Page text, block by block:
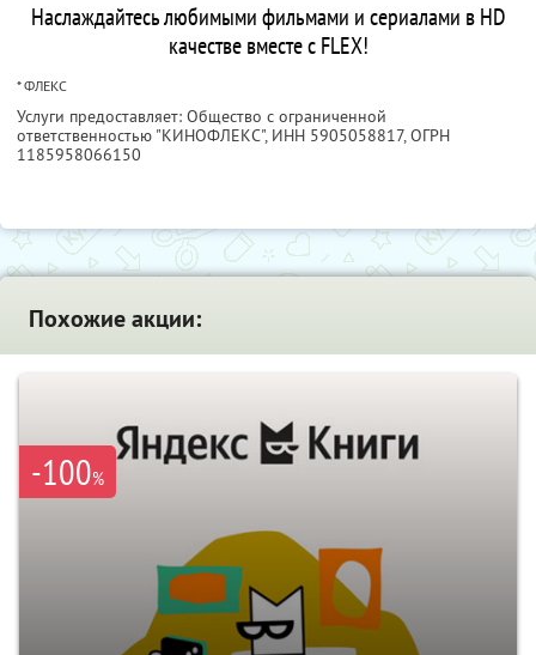
Наслаждайтесь любимыми фильмами и сериалами в HD
качестве вместе с FLEX!
* ФЛЕКС
Услуги предоставляет: Общество с ограниченной
ответственностью "КИНОФЛЕКС", ИНН 5905058817, ОГРН
1185958066150
Похожие акции:
-100%